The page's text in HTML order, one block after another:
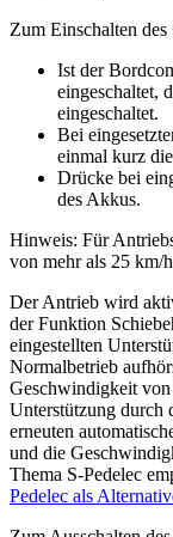
Zum Einschalten
Ist der
eingeschaltet,
eingeschaltet.
Bei
einmal kurz
Drücke bei
des Akkus.
Hinweis: Für
von mehr als 25 km/
Der Antrieb wird
der Funktion
eingestellten
Normalbetrieb
Geschwindigkeit
Unterstützung durch
erneuten
und die
Thema S-Pedelec
Pedelec als